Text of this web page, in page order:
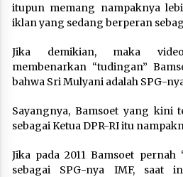
itupun memang nampaknya
iklan yang sedang berperan
Jika demikian, maka
membenarkan “tudingan”
bahwa Sri Mulyani adalah SPG-
Sayangnya, Bamsoet yang kini
sebagai Ketua DPR-RI itu
Jika pada 2011 Bamsoet
sebagai SPG-nya IMF, saat